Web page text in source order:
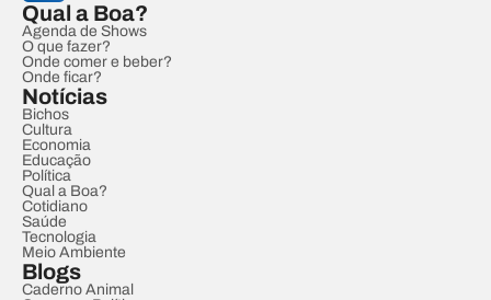
Qual a Boa?
Agenda de Shows
O que fazer?
Onde comer e beber?
Onde ficar?
Notícias
Bichos
Cultura
Economia
Educação
Política
Qual a Boa?
Cotidiano
Saúde
Tecnologia
Meio Ambiente
Blogs
Caderno Animal